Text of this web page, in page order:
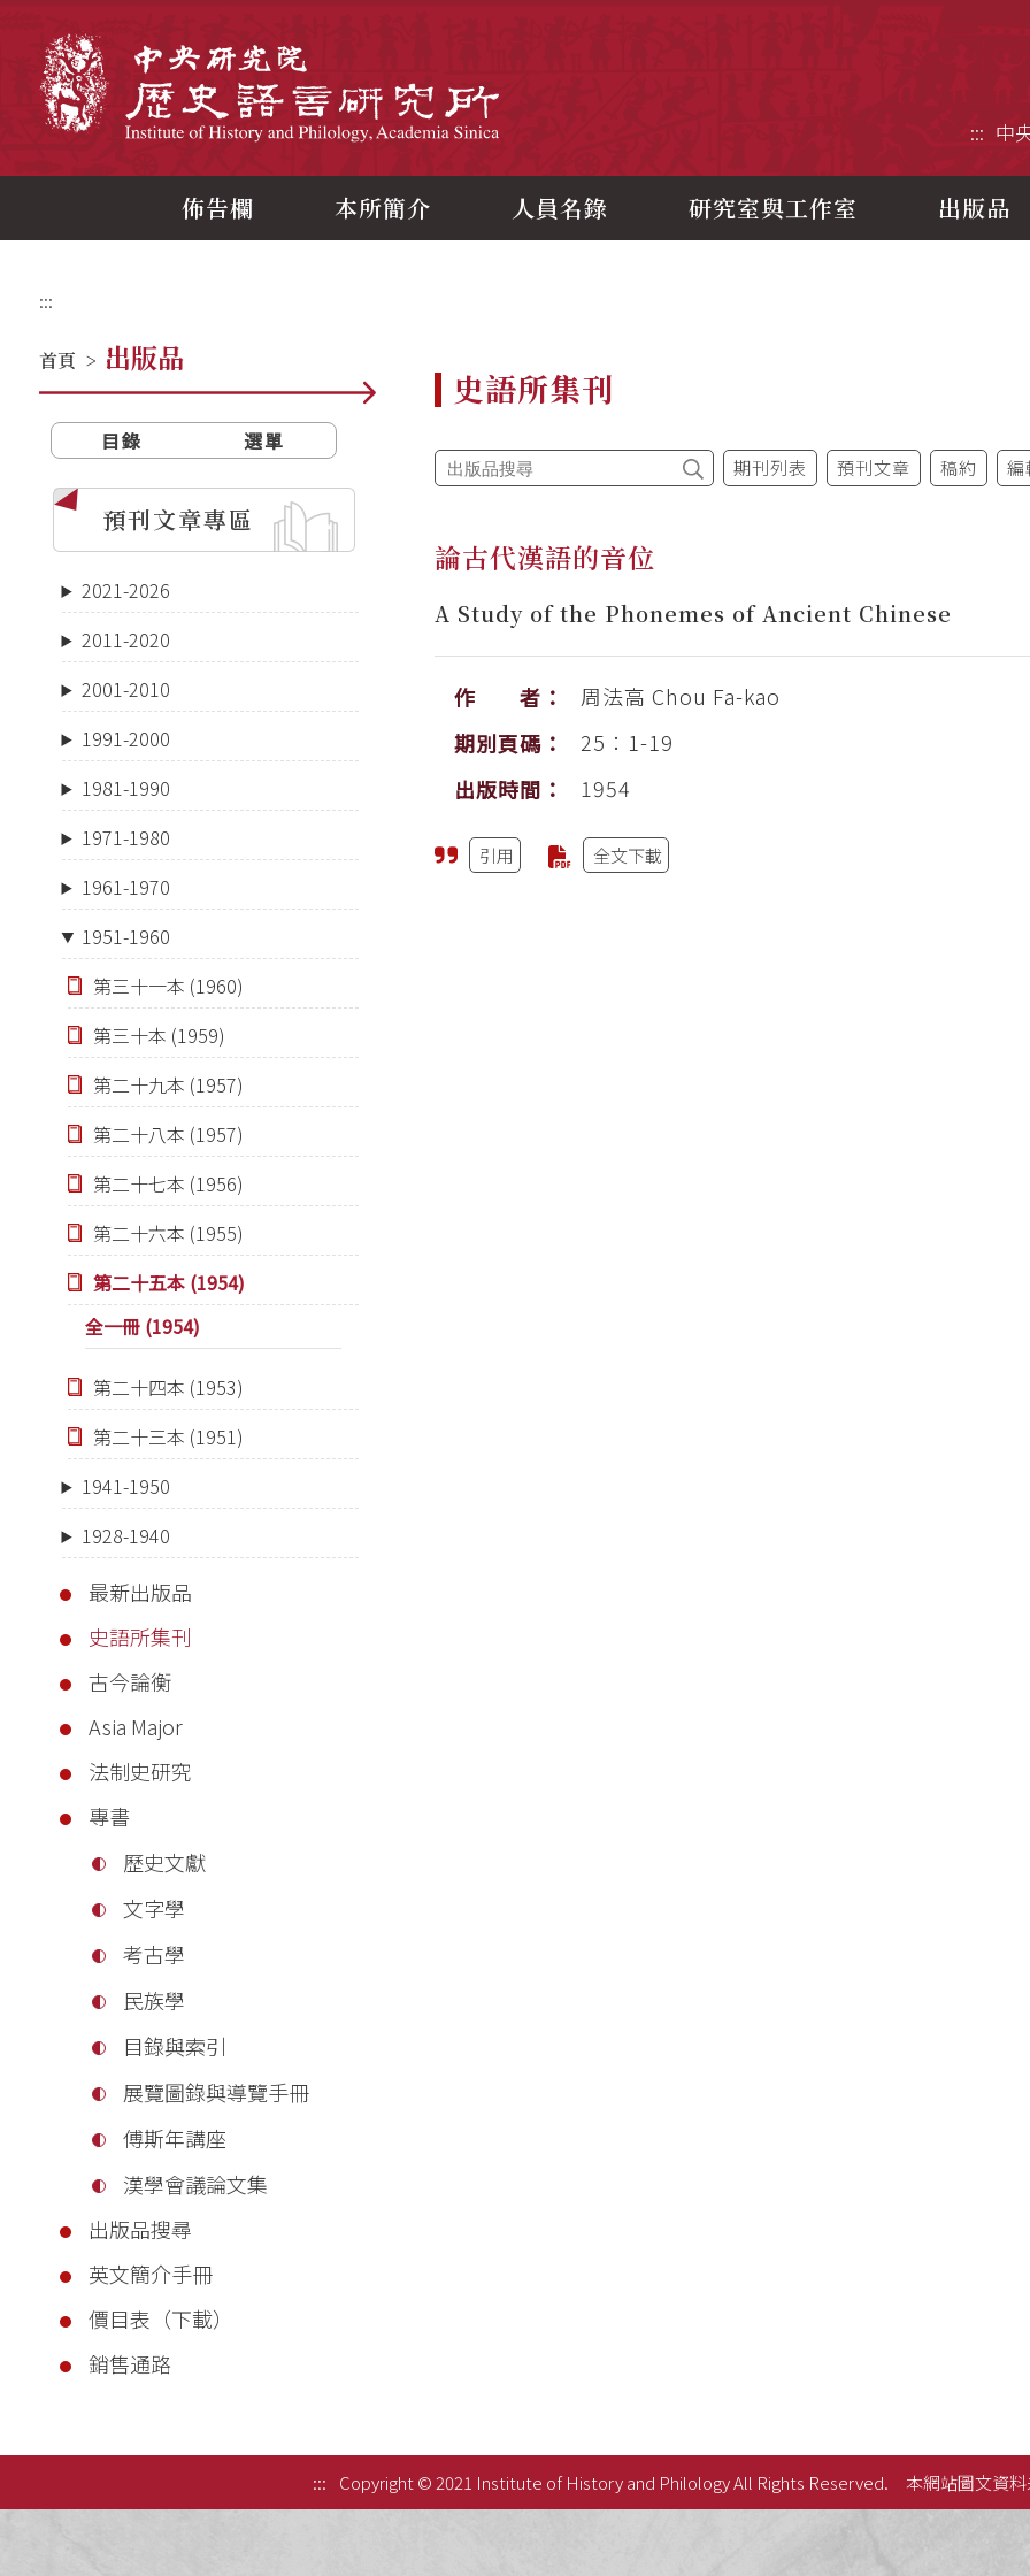
::: 中
佈告欄 本所簡介 人員名錄 研究室與工作室 出版品
:::
首頁 > 出版品
目錄 選單
預刊文章專區
2021-2026
2011-2020
2001-2010
1991-2000
1981-1990
1971-1980
1961-1970
1951-1960
第三十一本 (1960)
第三十本 (1959)
第二十九本 (1957)
第二十八本 (1957)
第二十七本 (1956)
第二十六本 (1955)
第二十五本 (1954)
全一冊 (1954)
第二十四本 (1953)
第二十三本 (1951)
1941-1950
1928-1940
最新出版品
史語所集刊
古今論衡
Asia Major
法制史研究
專書
歷史文獻
文字學
考古學
民族學
目錄與索引
展覽圖錄與導覽手冊
傅斯年講座
漢學會議論文集
出版品搜尋
英文簡介手冊
價目表（下載）
銷售通路
史語所集刊
期刊列表 預刊文章 稿約 編
論古代漢語的音位
A Study of the Phonemes of Ancient Chinese
作 者： 周法高 Chou Fa-kao
期別頁碼：
25：1-19
出版時間：
1954
引用 全文下載
::: Copyright © 2021 Institute of History and Philology All Rights Reserved. 本網站圖文資